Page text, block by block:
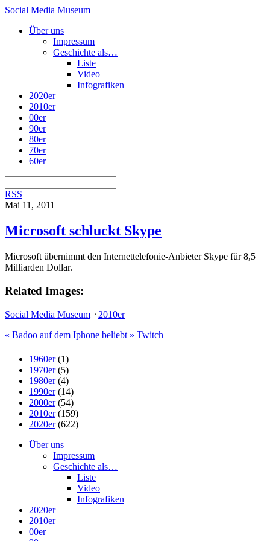
Social Media Museum
Über uns
Impressum
Geschichte als…
Liste
Video
Infografiken
2020er
2010er
00er
90er
80er
70er
60er
RSS
Mai 11, 2011
Microsoft schluckt Skype
Microsoft übernimmt den Internettelefonie-Anbieter Skype für 8,5
Milliarden Dollar.
Related Images:
Social Media Museum ⋅ 2010er
« Badoo auf dem Iphone beliebt » Twitch
1960er(1)
1970er(5)
1980er(4)
1990er(14)
2000er(54)
2010er(159)
2020er(622)
Über uns
Impressum
Geschichte als…
Liste
Video
Infografiken
2020er
2010er
00er